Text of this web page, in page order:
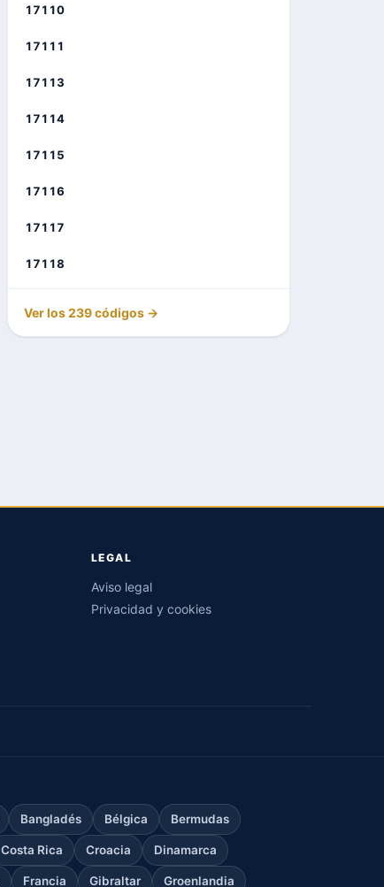
17110
17111
17113
17114
17115
17116
17117
17118
Ver los 239 códigos →
LEGAL
Aviso legal
Privacidad y cookies
Bangladés Bélgica Bermudas
Costa Rica Croacia Dinamarca
Francia Gibraltar Groenlandia